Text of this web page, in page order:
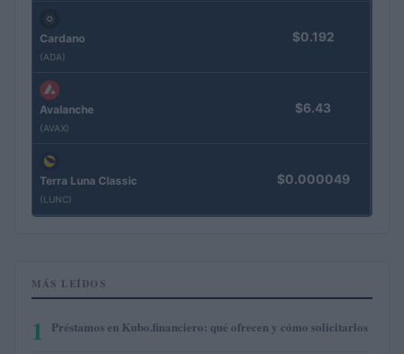
Cardano
(ADA)
$0.192
Avalanche
(AVAX)
$6.43
Terra Luna Classic
(LUNC)
$0.000049
MÁS LEÍDOS
1 Préstamos en Kubo.financiero: qué ofrecen y cómo solicitarlos